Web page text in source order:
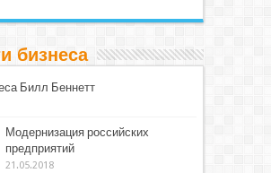
бизнеса
Билл Беннетт
Модернизация российских
предприятий
21.05.2018